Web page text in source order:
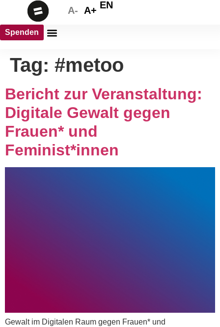
A- A+ EN
Spenden
Tag: #metoo
Bericht zur Veranstaltung:
Digitale Gewalt gegen
Frauen* und
Feminist*innen
Gewalt im Digitalen Raum gegen Frauen* und